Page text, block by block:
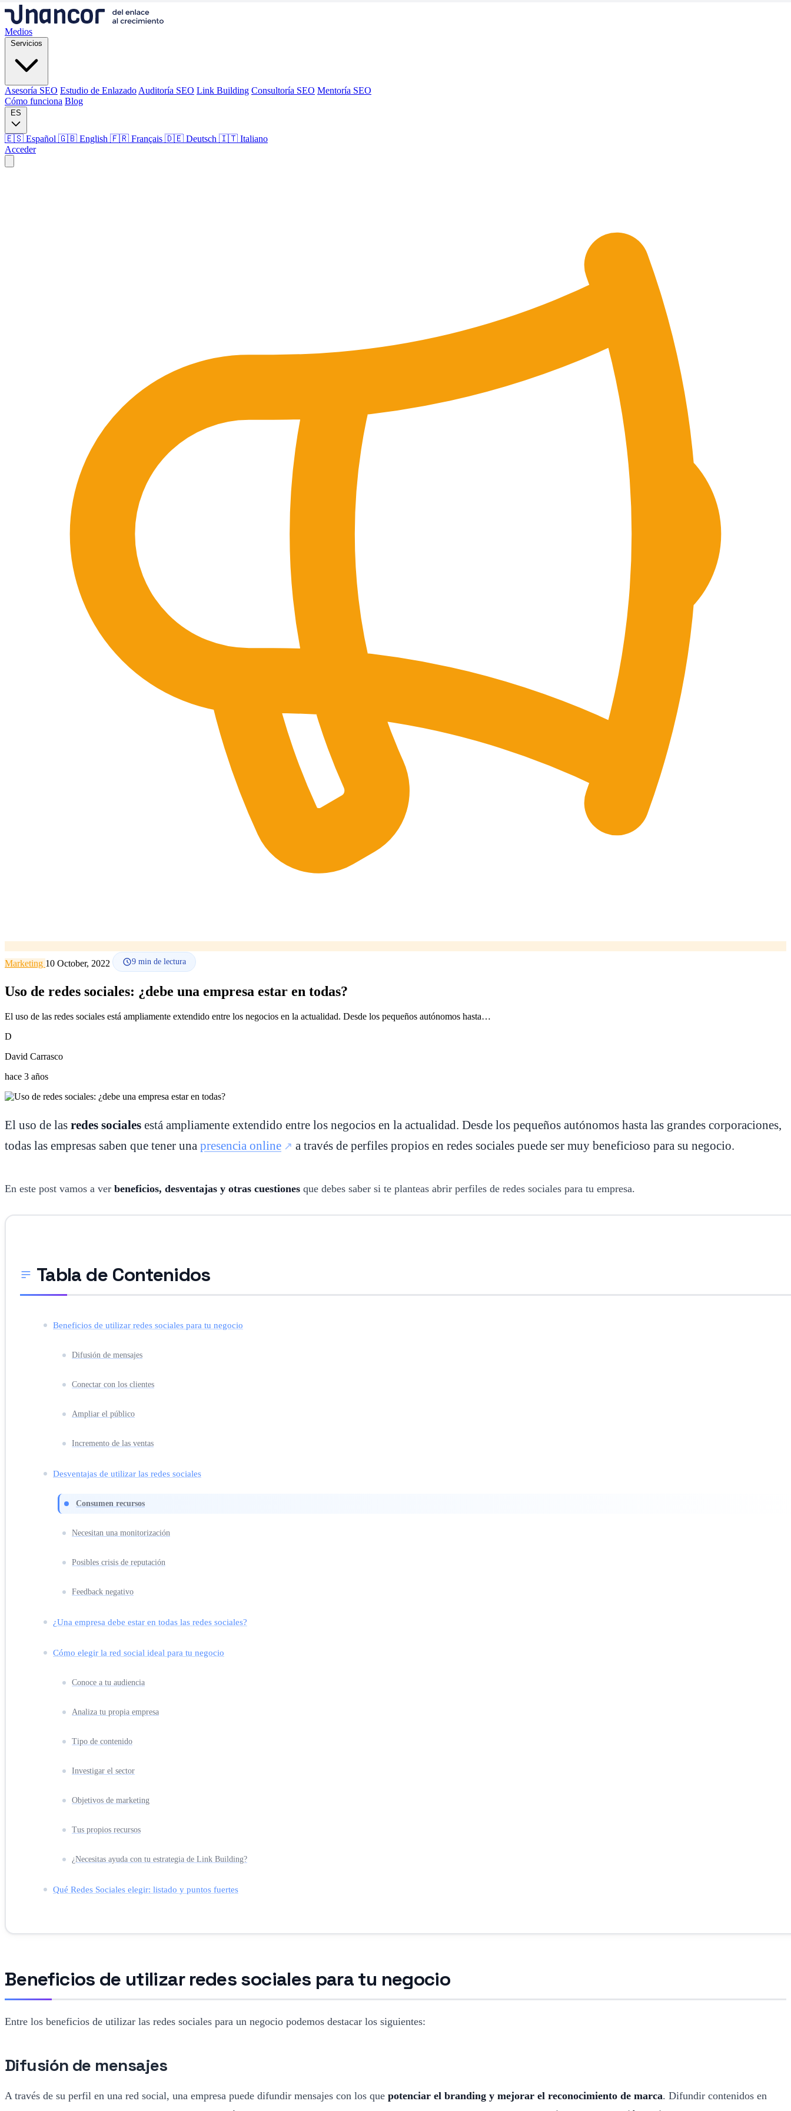
Medios
Servicios
Asesoría SEO Estudio de Enlazado Auditoría SEO Link Building Consultoría SEO Mentoría SEO
Cómo funciona Blog
ES
🇪🇸 Español 🇬🇧 English 🇫🇷 Français 🇩🇪 Deutsch 🇮🇹 Italiano
Acceder
Marketing 10 October, 2022 9 min de lectura
Uso de redes sociales: ¿debe una empresa estar en todas?
El uso de las redes sociales está ampliamente extendido entre los negocios en la actualidad. Desde los pequeños autónomos hasta…
D
David Carrasco
hace 3 años
El uso de las redes sociales está ampliamente extendido entre los negocios en la actualidad. Desde los pequeños autónomos hasta las grandes corporaciones,
todas las empresas saben que tener una presencia online a través de perfiles propios en redes sociales puede ser muy beneficioso para su negocio.
En este post vamos a ver beneficios, desventajas y otras cuestiones que debes saber si te planteas abrir perfiles de redes sociales para tu empresa.
Tabla de Contenidos
Beneficios de utilizar redes sociales para tu negocio
Difusión de mensajes
Conectar con los clientes
Ampliar el público
Incremento de las ventas
Desventajas de utilizar las redes sociales
Consumen recursos
Necesitan una monitorización
Posibles crisis de reputación
Feedback negativo
¿Una empresa debe estar en todas las redes sociales?
Cómo elegir la red social ideal para tu negocio
Conoce a tu audiencia
Analiza tu propia empresa
Tipo de contenido
Investigar el sector
Objetivos de marketing
Tus propios recursos
¿Necesitas ayuda con tu estrategia de Link Building?
Qué Redes Sociales elegir: listado y puntos fuertes
Beneficios de utilizar redes sociales para tu negocio
Entre los beneficios de utilizar las redes sociales para un negocio podemos destacar los siguientes:
Difusión de mensajes
A través de su perfil en una red social, una empresa puede difundir mensajes con los que potenciar el branding y mejorar el reconocimiento de marca. Difundir contenidos en